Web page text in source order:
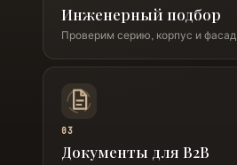
Инженерный подбор
Проверим серию, корпус и фасад
03
Документы для B2B